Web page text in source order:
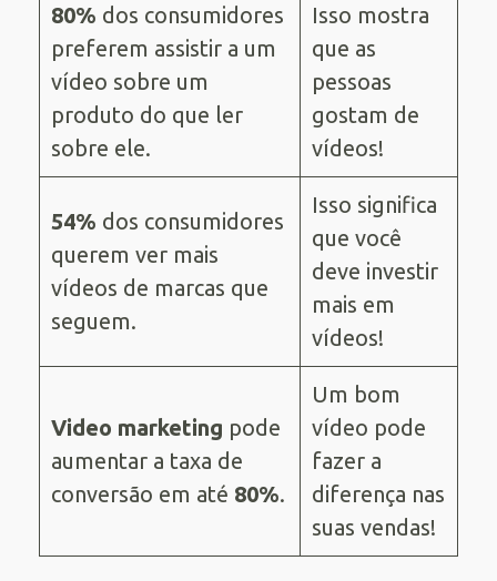
80% dos consumidores
preferem assistir a um
vídeo sobre um
produto do que ler
sobre ele.
Isso mostra
que as
pessoas
gostam de
vídeos!
54% dos consumidores
querem ver mais
vídeos de marcas que
seguem.
Isso significa
que você
deve investir
mais em
vídeos!
Video marketing pode
aumentar a taxa de
conversão em até 80%.
Um bom
vídeo pode
fazer a
diferença nas
suas vendas!